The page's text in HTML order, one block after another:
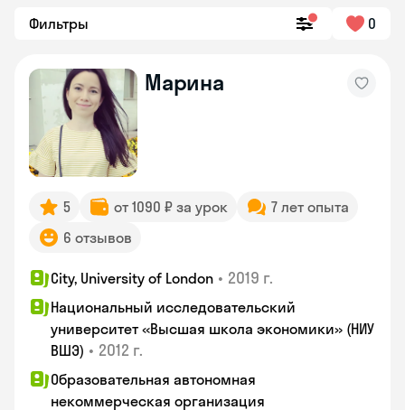
Фильтры 0
Марина
5 от 1090 ₽ за урок
7 лет опыта
6 отзывов
City, University of London • 2019 г.
Национальный исследовательский
университет «Высшая школа экономики» (НИУ
ВШЭ) • 2012 г.
Образовательная автономная
некоммерческая организация